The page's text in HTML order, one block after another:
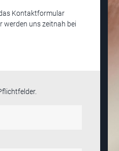
Kontaktformular
werden uns zeitnah bei